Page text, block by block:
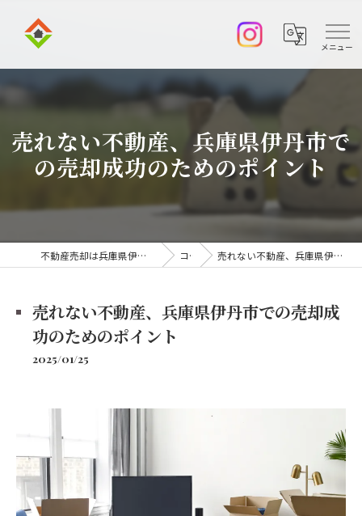
売れない不動産、兵庫県伊丹市で
の売却成功のためのポイント
不動産売却は兵庫県伊丹市の株式会社アークエステート コラム 売れない不動産、兵庫県伊丹市での売却成功のためのポイント
売れない不動産、兵庫県伊丹市での売却成
功のためのポイント
2025/01/25